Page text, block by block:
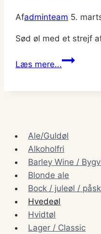
Afadminteam 5.
Sød øl med et strejf
Læs mere...Edelweiss
Ale/Guldøl
Alkoholfri
Barley Wine /
Blonde ale
Bock / juleøl /
Hvedeøl
Hvidtøl
Lager / Classic